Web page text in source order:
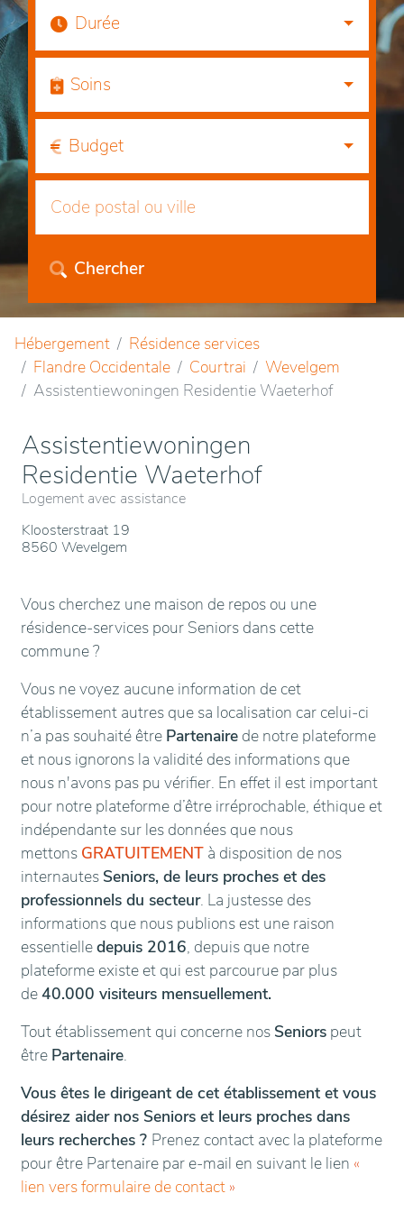
Durée
Soins
Budget
Chercher
Hébergement
Résidence services
Flandre Occidentale
Courtrai
Wevelgem
Assistentiewoningen Residentie Waeterhof
Assistentiewoningen
Residentie Waeterhof
Logement avec assistance
Kloosterstraat 19
8560 Wevelgem
Vous cherchez une maison de repos ou une
résidence-services pour Seniors dans cette
commune ?
Vous ne voyez aucune information de cet
établissement autres que sa localisation car celui-ci
n’a pas souhaité être Partenaire de notre plateforme
et nous ignorons la validité des informations que
nous n'avons pas pu vérifier. En effet il est important
pour notre plateforme d’être irréprochable, éthique et
indépendante sur les données que nous
mettons GRATUITEMENT à disposition de nos
internautes Seniors, de leurs proches et des
professionnels du secteur. La justesse des
informations que nous publions est une raison
essentielledepuis 2016, depuis que notre
plateforme existe et qui est parcourue par plus
de40.000 visiteurs mensuellement.
Tout établissement qui concerne nos Seniors peut
être Partenaire.
Vous êtes le dirigeant de cet établissement et vous
désirez aider nos Seniors et leurs proches dans
leurs recherches ? Prenez contact avec la plateforme
pour être Partenaire par e-mail en suivant le lien «
lien vers formulaire de contact »